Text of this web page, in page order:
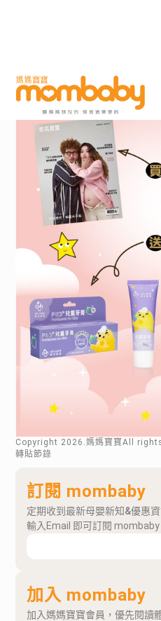
Copyright 2026 .媽媽寶寶All
轉貼節錄
訂閱 mombaby
定期收到最新母嬰新知&優惠資
輸入Email 即可訂閱 mombaby
加入 mombaby
加入媽媽寶寶會員，優先閱讀